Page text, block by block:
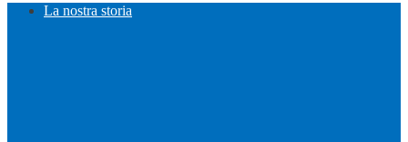
La nostra storia